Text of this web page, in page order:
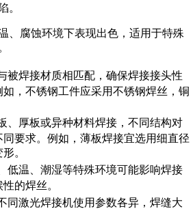
。
、腐蚀环境下表现出色，适用于特殊
被焊接材质相匹配，确保焊接接头性
，不锈钢工件应采用不锈钢焊丝，铜
、厚板或异种材料焊接，不同结构对
要求。例如，薄板焊接宜选用细直径
。
低温、潮湿等特殊环境可能影响焊接
的焊丝。
同激光焊接机使用参数各异，焊缝大